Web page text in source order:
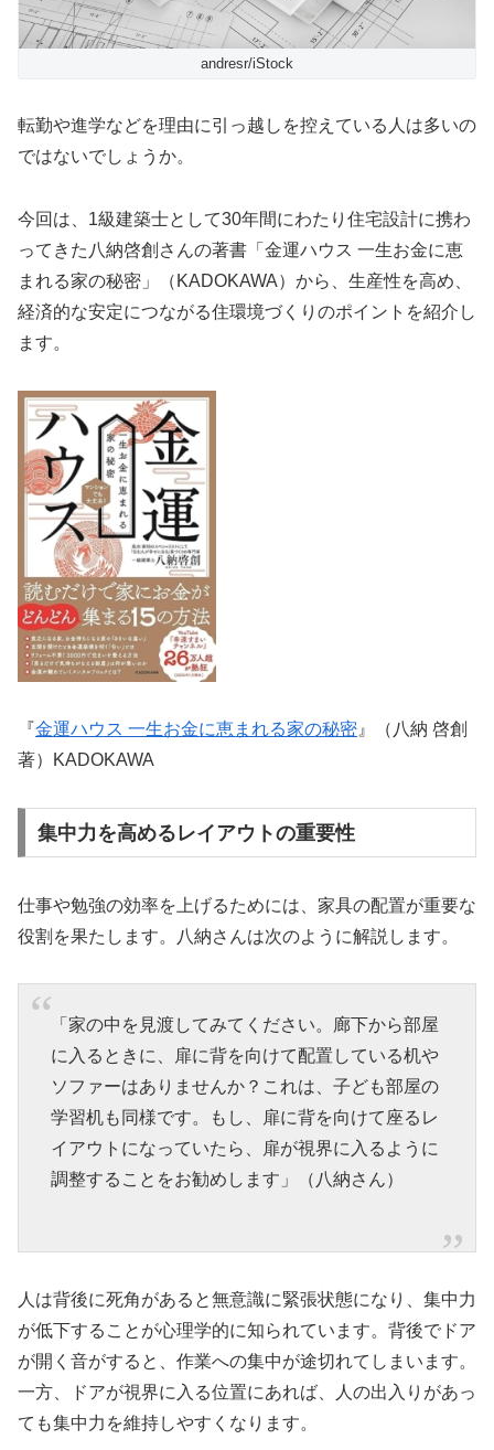
andresr/iStock
転勤や進学などを理由に引っ越しを控えている人は多いの
ではないでしょうか。
今回は、1級建築士として30年間にわたり住宅設計に携わ
ってきた八納啓創さんの著書「金運ハウス 一生お金に恵
まれる家の秘密」（KADOKAWA）から、生産性を高め、
経済的な安定につながる住環境づくりのポイントを紹介し
ます。
『金運ハウス 一生お金に恵まれる家の秘密 』（八納 啓創
著）KADOKAWA
集中力を高めるレイアウトの重要性
仕事や勉強の効率を上げるためには、家具の配置が重要な
役割を果たします。八納さんは次のように解説します。
「家の中を見渡してみてください。廊下から部屋
に入るときに、扉に背を向けて配置している机や
ソファーはありませんか？これは、子ども部屋の
学習机も同様です。もし、扉に背を向けて座るレ
イアウトになっていたら、扉が視界に入るように
調整することをお勧めします」（八納さん）
人は背後に死角があると無意識に緊張状態になり、集中力
が低下することが心理学的に知られています。背後でドア
が開く音がすると、作業への集中が途切れてしまいます。
一方、ドアが視界に入る位置にあれば、人の出入りがあっ
ても集中力を維持しやすくなります。